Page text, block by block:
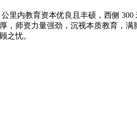
里内教育资本优良且丰硕，西侧 300
，师资力量强劲，沉视本质教育，满
之忧。